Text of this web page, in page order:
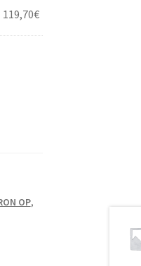
119,70€
OP,